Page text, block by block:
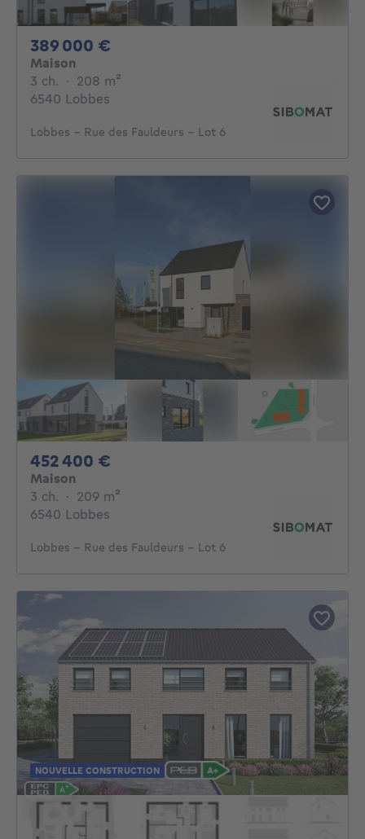
389 000 €
Maison
3 ch. 3 chambres
· 208 m²
6540 Lobbes
Lobbes - Rue des Fauldeurs - Lot 6
452 400 €
Maison
3 ch. 3 chambres
· 209 m²
6540 Lobbes
Lobbes - Rue des Fauldeurs - Lot 6
NOUVELLE CONSTRUCTION